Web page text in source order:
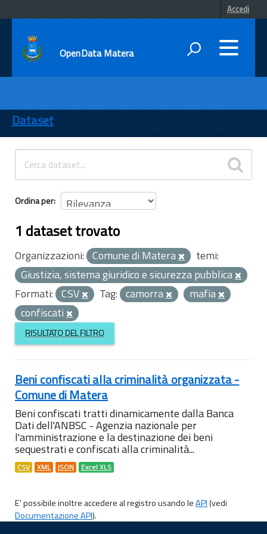
Accedi
OpenData Matera
ENTI
TEMI
INFORMAZIONI
Dataset
Ordina per
1 dataset trovato
Organizzazioni: Comune di Matera
temi:
Giustizia, sistema giuridico e sicurezza pubblica
Formati: CSV Tag: camorra
mafia
confiscati
RISULTATO DEL FILTRO
Beni confiscati alla criminalità organizzata -
Comune di Matera
Beni confiscati tratti dinamicamente dalla Banca
Dati dell'ANBSC - Agenzia nazionale per
l'amministrazione e la destinazione dei beni
sequestrati e confiscati alla criminalità...
CSV XML JSON Excel XLS
E' possibile inoltre accedere al registro usando leAPI(vedi
Documentazione API).